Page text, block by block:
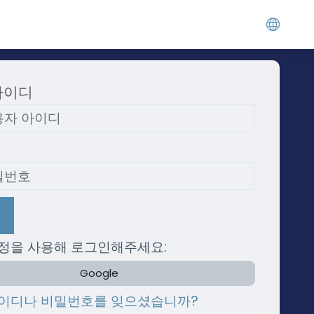
디
을 사용해 로그인해주세요:
Google
디나 비밀번호를 잊으셨습니까?